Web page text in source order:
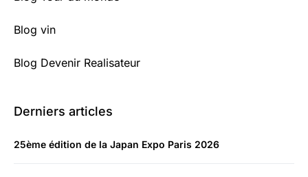
Blog vin
Blog Devenir Realisateur
Derniers articles
25ème édition de la Japan Expo Paris 2026